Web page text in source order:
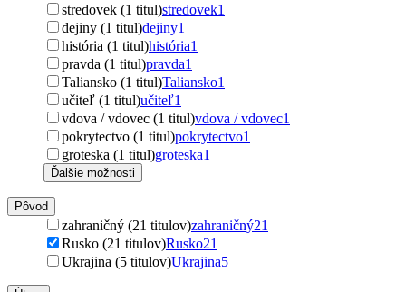
stredovek (1 titul)stredovek1
dejiny (1 titul)dejiny1
história (1 titul)história1
pravda (1 titul)pravda1
Taliansko (1 titul)Taliansko1
učiteľ (1 titul)učiteľ1
vdova / vdovec (1 titul)vdova / vdovec1
pokrytectvo (1 titul)pokrytectvo1
groteska (1 titul)groteska1
Ďalšie možnosti
Pôvod
zahraničný (21 titulov)zahraničný21
Rusko (21 titulov)Rusko21
Ukrajina (5 titulov)Ukrajina5